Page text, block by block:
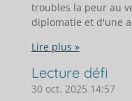
troubles la peur au
diplomatie et d'une
Lire plus »
Lecture défi
30 oct. 2025 14:57